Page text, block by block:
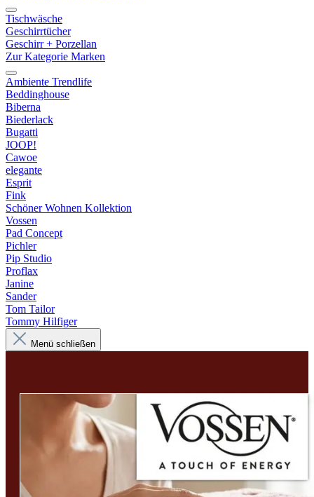
Tischwäsche
Geschirrtücher
Geschirr + Porzellan
Zur Kategorie Marken
Ambiente Trendlife
Beddinghouse
Biberna
Biederlack
Bugatti
JOOP!
Cawoe
elegante
Esprit
Fink
Schöner Wohnen Kollektion
Vossen
Pad Concept
Pichler
Pip Studio
Proflax
Janine
Sander
Tom Tailor
Tommy Hilfiger
Menü schließen